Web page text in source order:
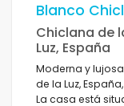
Blanco
Chiclana de
Luz, España
Moderna y
de la Luz,
La casa está